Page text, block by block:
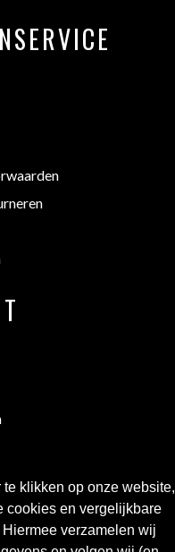
te klikken op onze website,
cookies en vergelijkbare
verzamelen wij